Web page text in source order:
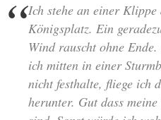
Ich stehe an einer
Königsplatz. Ein
Wind rauscht ohne
ich mitten in einer
nicht festhalte, fliege ich
herunter. Gut dass